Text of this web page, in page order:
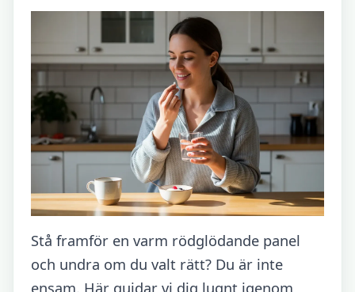
Stå framför en varm rödglödande panel
och undra om du valt rätt? Du är inte